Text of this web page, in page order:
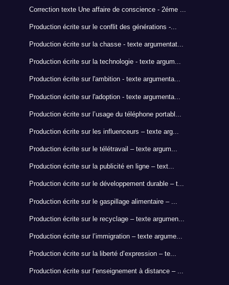
Correction texte Une affaire de conscience - 2éme ...
Production écrite sur le conflit des générations -...
Production écrite sur la chasse - texte argumentat...
Production écrite sur la technologie - texte argum...
Production écrite sur l'ambition - texte argumenta...
Production écrite sur l'adoption - texte argumenta...
Production écrite sur l’usage du téléphone portabl...
Production écrite sur les influenceurs – texte arg...
Production écrite sur le télétravail – texte argum...
Production écrite sur la publicité en ligne – text...
Production écrite sur le développement durable – t...
Production écrite sur le gaspillage alimentaire – ...
Production écrite sur le recyclage – texte argumen...
Production écrite sur l’immigration – texte argume...
Production écrite sur la liberté d’expression – te...
Production écrite sur l’enseignement à distance – ...